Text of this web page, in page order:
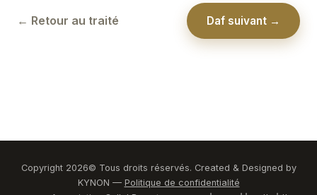
← Retour au traité Daf suivant →
Copyright 2026© Tous droits réservés. Created & Designed by
KYNON — Politique de confidentialité